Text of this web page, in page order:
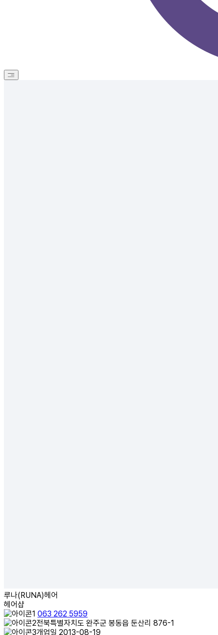
루나(RUNA)헤어
헤어샵
063 262 5959
전북특별자치도 완주군 봉동읍 둔산리 876-1
개업일 2013-08-19